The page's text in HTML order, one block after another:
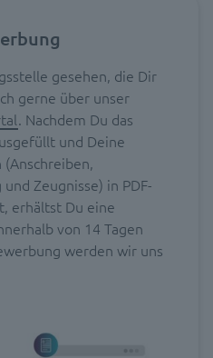
gesehen, die Dir
gerne über unser
. Nachdem Du das
und Deine
Zeugnisse) in PDF-
erhältst Du eine
von 14 Tagen
werden wir uns